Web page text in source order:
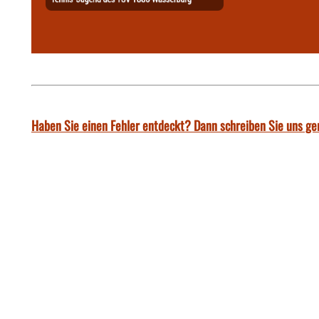
Haben Sie einen Fehler entdeckt? Dann schreiben Sie uns